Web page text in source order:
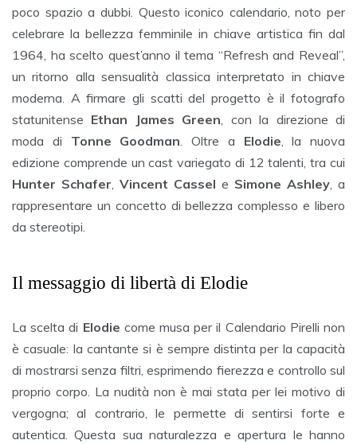
poco spazio a dubbi. Questo iconico calendario, noto per
celebrare la bellezza femminile in chiave artistica fin dal
1964, ha scelto quest’anno il tema “Refresh and Reveal”,
un ritorno alla sensualità classica interpretato in chiave
moderna. A firmare gli scatti del progetto è il fotografo
statunitense Ethan James Green, con la direzione di
moda di Tonne Goodman. Oltre a Elodie, la nuova
edizione comprende un cast variegato di 12 talenti, tra cui
Hunter Schafer, Vincent Cassel e Simone Ashley, a
rappresentare un concetto di bellezza complesso e libero
da stereotipi.
Il messaggio di libertà di Elodie
La scelta di Elodie come musa per il Calendario Pirelli non
è casuale: la cantante si è sempre distinta per la capacità
di mostrarsi senza filtri, esprimendo fierezza e controllo sul
proprio corpo. La nudità non è mai stata per lei motivo di
vergogna; al contrario, le permette di sentirsi forte e
autentica. Questa sua naturalezza e apertura le hanno